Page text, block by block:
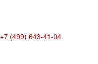
+7 (499) 643-41-04